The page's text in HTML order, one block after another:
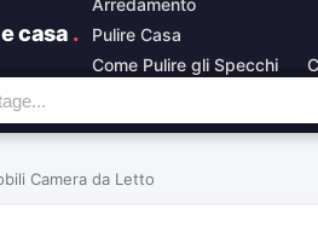
casa .
Pulire Casa
Come Pulire gli Specchi
Camera da Letto